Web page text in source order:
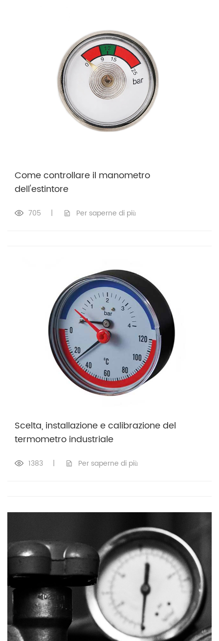
Come controllare il manometro
dell'estintore
705 | Per saperne di più
Scelta, installazione e calibrazione del
termometro industriale
1383 | Per saperne di più